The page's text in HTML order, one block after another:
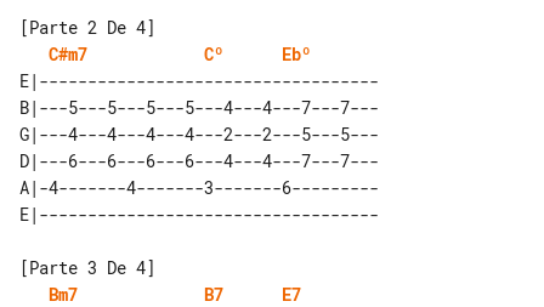
C#m7
Cº
Ebº
E|-----------------------------------
B|---5---5---5---5---4---4---7---7---
G|---4---4---4---4---2---2---5---5---
D|---6---6---6---6---4---4---7---7---
A|-4-------4-------3-------6---------
Bm7
B7
E7